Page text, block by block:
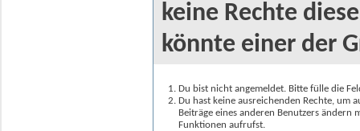
keine Rechte
könnte einer der
Du bist nicht angemeldet. Bitte fülle die
Du hast keine ausreichenden Rechte, um
Beiträge eines anderen Benutzers
Funktionen aufrufst.